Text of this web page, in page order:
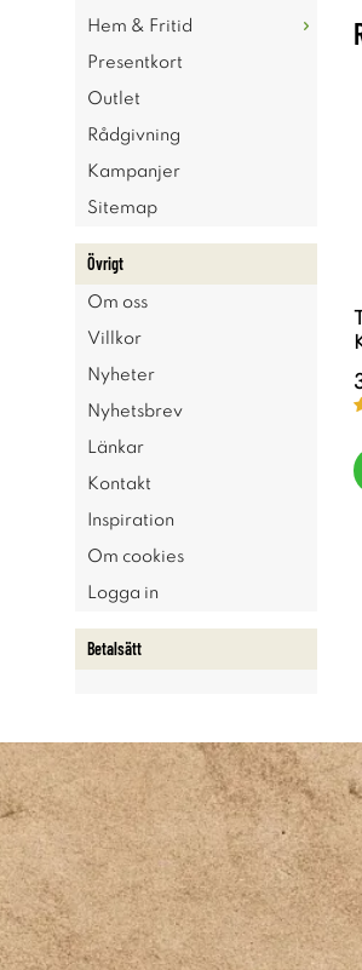
Hem & Fritid
Presentkort
Outlet
Rådgivning
Kampanjer
Sitemap
Övrigt
Om oss
Villkor
Nyheter
Nyhetsbrev
Länkar
Kontakt
Inspiration
Om cookies
Logga in
Betalsätt